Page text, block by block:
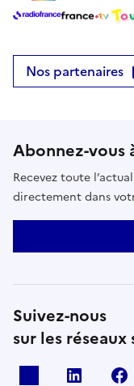
Nos partenaires
Abonnez-
Recevez toute
directement dans
Suivez-nous
sur les réseaux
Linkedin